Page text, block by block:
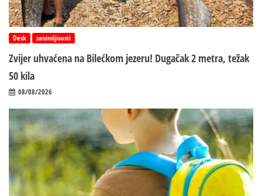
Desk zanimljivosti
Zvijer uhvaćena na Bilećkom jezeru! Dugačak 2 metra, težak
50 kila
08/08/2026